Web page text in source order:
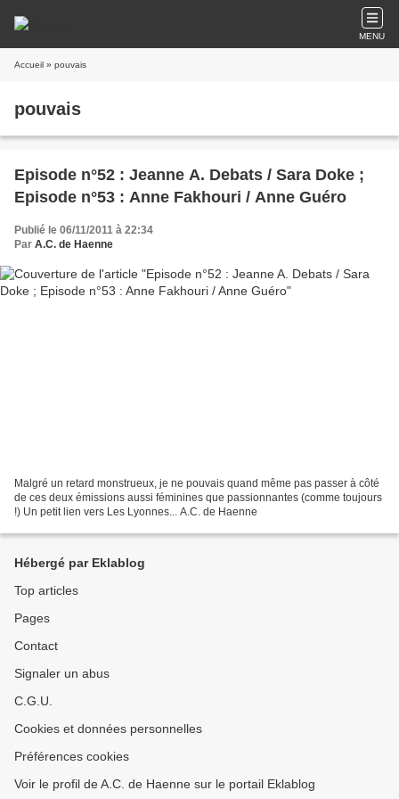
MENU
Accueil » pouvais
pouvais
Episode n°52 : Jeanne A. Debats / Sara Doke ;
Episode n°53 : Anne Fakhouri / Anne Guéro
Publié le 06/11/2011 à 22:34
Par A.C. de Haenne
Malgré un retard monstrueux, je ne pouvais quand même pas passer à côté
de ces deux émissions aussi féminines que passionnantes (comme toujours
!) Un petit lien vers Les Lyonnes... A.C. de Haenne
Hébergé par Eklablog
Top articles
Pages
Contact
Signaler un abus
C.G.U.
Cookies et données personnelles
Préférences cookies
Voir le profil de A.C. de Haenne sur le portail Eklablog